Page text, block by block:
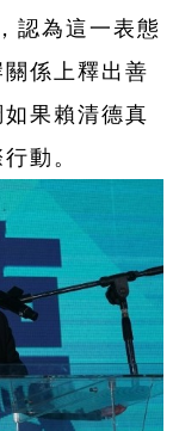
認為這一表態
係上釋出善
果賴清德真
動。